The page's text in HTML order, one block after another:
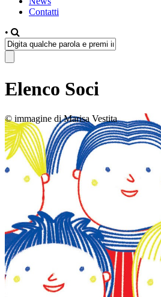
Contatti
•
Elenco Soci
© immagine di Marisa Vestita